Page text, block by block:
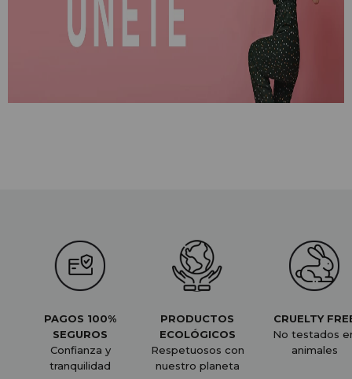
PAGOS 100%
SEGUROS
Confianza y
tranquilidad
PRODUCTOS
ECOLÓGICOS
Respetuosos con
nuestro planeta
CRUELTY
No testados
animales